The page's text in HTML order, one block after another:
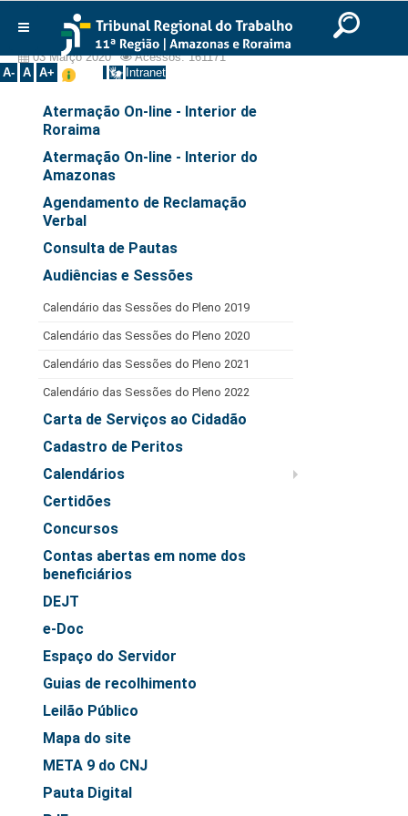
Ir para o rodapé
English
Português Español
A- A A+ Intranet
Início
Instalação TRT
Varas do Trabalho
Presidente
Diretor Cemej
Galerias
Diretores CEMEJ11ª
Exposição Virtual
Ensino de História e Labor - Fragmentos dos Mundos
fotografia
Trabalhando: As Faces do Trabalho na Amazônia
História
Concurso do selo
Linha do Tempo TRT-11
Acervo
Diários Oficiais da União (1982 a 2000)
Fotografias de 1968 a 1976
Serviços
03 Março 2020 Acessos: 161171
Atermação On-line - Interior de
Roraima
Atermação On-line - Interior do
Amazonas
Agendamento de Reclamação
Verbal
Consulta de Pautas
Audiências e Sessões
Calendário das Sessões do Pleno 2019
Calendário das Sessões do Pleno 2020
Calendário das Sessões do Pleno 2021
Calendário das Sessões do Pleno 2022
Carta de Serviços ao Cidadão
Cadastro de Peritos
Calendários
Certidões
Concursos
Contas abertas em nome dos
beneficiários
DEJT
e-Doc
Espaço do Servidor
Guias de recolhimento
Leilão Público
Mapa do site
META 9 do CNJ
Pauta Digital